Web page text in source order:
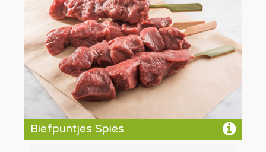
Biefpuntjes Spies